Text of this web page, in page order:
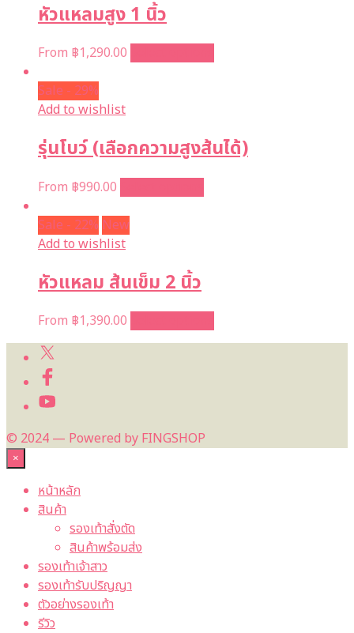
หัวแหลมสูง 1 นิ้ว
From ฿1,290.00
Sale - 29%
Add to wishlist
รุ่นโบว์ (เลือกความสูงส้นได้)
From ฿990.00
Sale - 22% New
Add to wishlist
หัวแหลม ส้นเข็ม 2 นิ้ว
From ฿1,390.00
© 2024 — Powered by FINGSHOP
×
หน้าหลัก
สินค้า
รองเท้าสั่งตัด
สินค้าพร้อมส่ง
รองเท้าเจ้าสาว
รองเท้ารับปริญญา
ตัวอย่างรองเท้า
รีวิว